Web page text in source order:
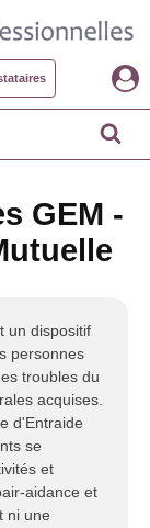
GEM -
un dispositif
personnes
troubles du
acquises.
d'Entraide
se
et
aidance et
ni une